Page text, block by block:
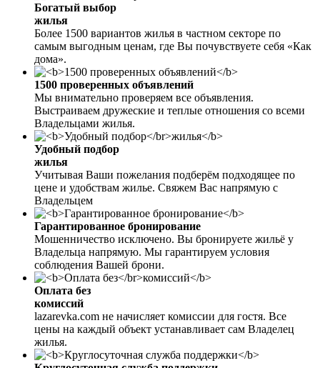
Богатый выбор
жилья
Более 1500 вариантов жилья в частном секторе по
самым выгодным ценам, где Вы почувствуете себя «Как
дома».
1500 проверенных объявлений
Мы внимательно проверяем все объявления.
Выстраиваем дружеские и теплые отношения со всеми
Владельцами жилья.
Удобный подбор
жилья
Учитывая Ваши пожелания подберём подходящее по
цене и удобствам жилье. Свяжем Вас напрямую с
Владельцем
Гарантированное бронирование
Мошенничество исключено. Вы бронируете жильё у
Владельца напрямую. Мы гарантируем условия
соблюдения Вашей брони.
Оплата без
комиссий
lazarevka.com не начисляет комиссии для гостя. Все
цены на каждый объект устанавливает сам Владелец
жилья.